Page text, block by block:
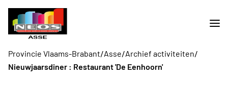
Provincie Vlaams-Brabant/Asse/Archief activiteiten/
Nieuwjaarsdiner : Restaurant 'De Eenhoorn'